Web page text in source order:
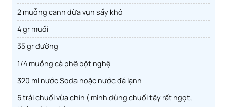
2 muỗng canh dừa vụn sấy khô
4 gr muối
35 gr đường
1/4 muỗng cà phê bột nghệ
320 ml nước Soda hoặc nước đá lạnh
5 trái chuối vừa chín ( mình dùng chuối tây rất ngọt,